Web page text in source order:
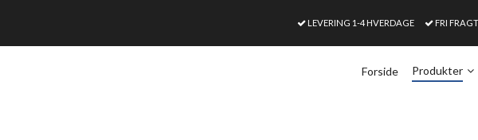
LEVERING 1-4 HVERDAGE FRI
Forside Produkter